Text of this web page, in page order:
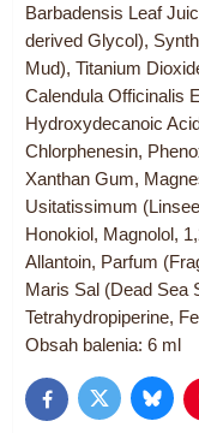
Barbadensis Leaf
derived Glycol),
Mud), Titanium
Calendula Officinalis
Hydroxydecanoic
Chlorphenesin,
Xanthan Gum,
Usitatissimum
Honokiol, Magnolol,
Allantoin, Parfum
Maris Sal (Dead Sea
Tetrahydropiperine,
Obsah balenia: 6 ml
FacebookTwitter